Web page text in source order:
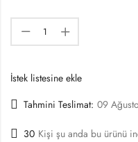
İstek listesine ekle
Tahmini Teslimat: 09
30 Kişi şu anda bu ürünü